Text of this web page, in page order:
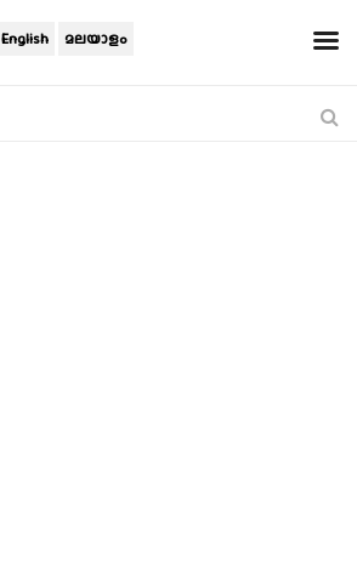
English മലയാളം